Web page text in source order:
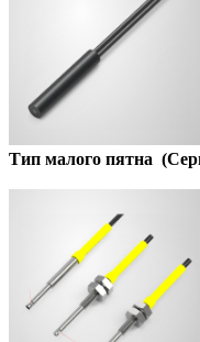
Тип малого пятна (